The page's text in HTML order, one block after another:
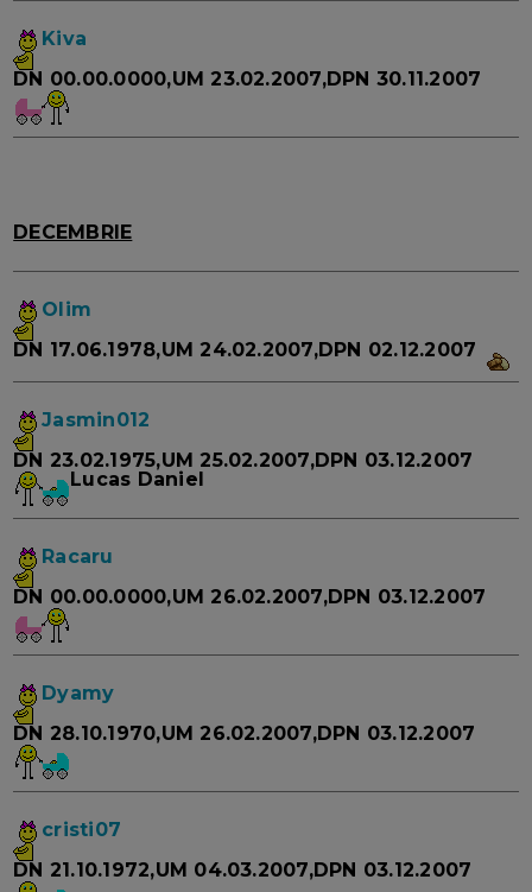
Kiva
DN 00.00.0000,UM 23.02.2007,DPN 30.11.2007
DECEMBRIE
Olim
DN 17.06.1978,UM 24.02.2007,DPN 02.12.2007
Jasmin012
DN 23.02.1975,UM 25.02.2007,DPN 03.12.2007
Lucas Daniel
Racaru
DN 00.00.0000,UM 26.02.2007,DPN 03.12.2007
Dyamy
DN 28.10.1970,UM 26.02.2007,DPN 03.12.2007
cristi07
DN 21.10.1972,UM 04.03.2007,DPN 03.12.2007